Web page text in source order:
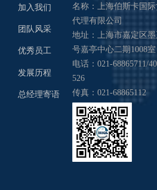
名称：上海伯斯卡国
代理有限公司
地址：上海市嘉定区
号嘉亭中心二期1008室
电话：021-68865711/
526
传真：021-68865112
邮箱：
加入我们
团队风采
优秀员工
发展历程
总经理寄语